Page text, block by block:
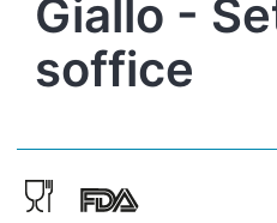
Giallo -
soffice